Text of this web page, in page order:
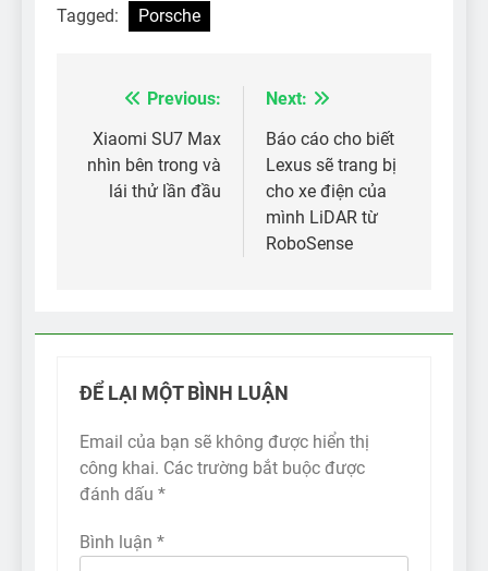
Tagged: Porsche
Điều
hướng
bài
Previous:
Xiaomi SU7 Max
nhìn bên trong và
lái thử lần đầu
Next:
Báo cáo cho biết
Lexus sẽ trang bị
cho xe điện của
mình LiDAR từ
RoboSense
ĐỂ LẠI MỘT BÌNH LUẬN
Email của bạn sẽ không được hiển thị
công khai. Các trường bắt buộc được
đánh dấu *
Bình luận *